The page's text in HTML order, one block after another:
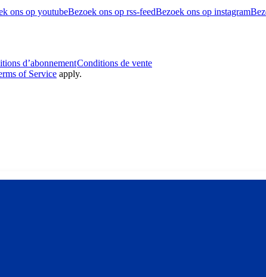
ons op youtubeBezoek ons op rss-feedBezoek ons op instagram
d’abonnementConditions de vente
of Service apply.